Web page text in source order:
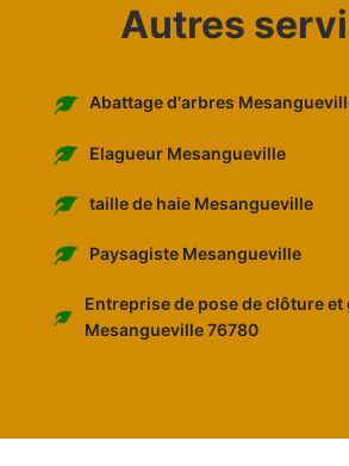
Autres
Abattage d'arbres
Elagueur Mesangueville
taille de haie Mesangueville
Paysagiste Mesangueville
Entreprise de pose de clôture et
Mesangueville 76780